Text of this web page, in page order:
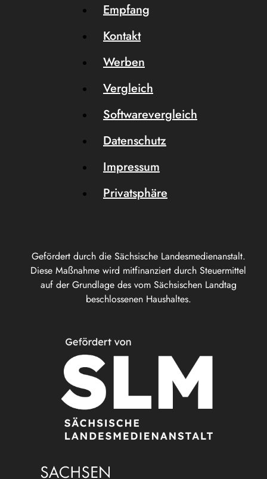
Gefördert durch die Sächsische Landesmedienanstalt.
Diese Maßnahme wird mitfinanziert durch Steuermittel
auf der Grundlage des vom Sächsischen Landtag
beschlossenen Haushaltes.
Empfang
Kontakt
Werben
Vergleich
Softwarevergleich
Datenschutz
Impressum
Privatsphäre